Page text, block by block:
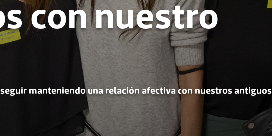
con nuestro
manteniendo una relación afectiva con nuestros antiguos